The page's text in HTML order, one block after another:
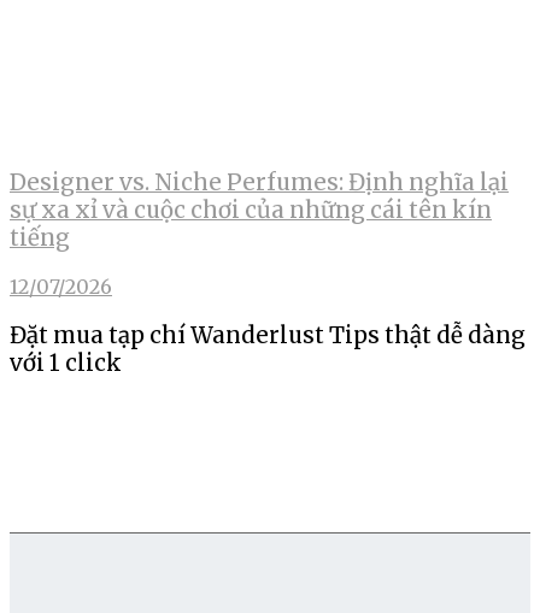
Designer vs. Niche Perfumes: Định nghĩa lại
sự xa xỉ và cuộc chơi của những cái tên kín
tiếng
12/07/2026
Đặt mua tạp chí Wanderlust Tips thật dễ dàng
với 1 click